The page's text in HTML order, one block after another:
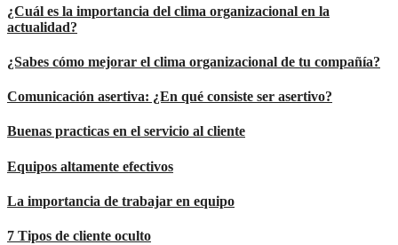
¿Cuál es la importancia del clima organizacional en la
actualidad?
¿Sabes cómo mejorar el clima organizacional de tu compañía?
Comunicación asertiva: ¿En qué consiste ser asertivo?
Buenas practicas en el servicio al cliente
Equipos altamente efectivos
La importancia de trabajar en equipo
7 Tipos de cliente oculto